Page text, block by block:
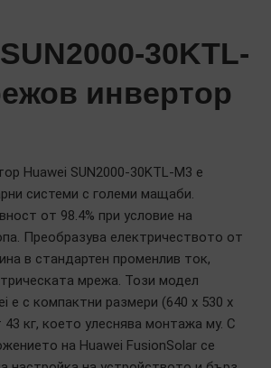
30KTL-
инвертор
Huawei SUN2000-30KTL-M3 е
системи с големи мащаби.
от 98.4% при условие на
Преобразува електричеството от
в стандартен променлив ток,
мрежа. Този модел
е с компактни размери (640 x 530 x
кг, което улеснява монтажа му. С
на Huawei FusionSolar се